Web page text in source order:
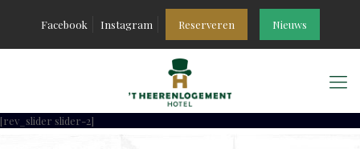
Facebook Instagram Reserveren Nieuws
[rev_slider slider-2]